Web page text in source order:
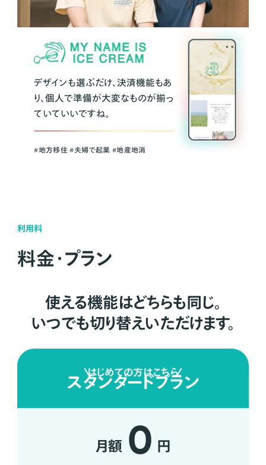
デザインも選ぶだけ、決済機能もあ
り、個人で準備が大変なものが揃っ
ていていいですね。
#地方移住 #夫婦で起業 #地産地消
利用料
料金・プラン
使える機能はどちらも同じ。
いつでも切り替えいただけます。
はじめての方はこちら
スタンダードプラン
月額 0 円